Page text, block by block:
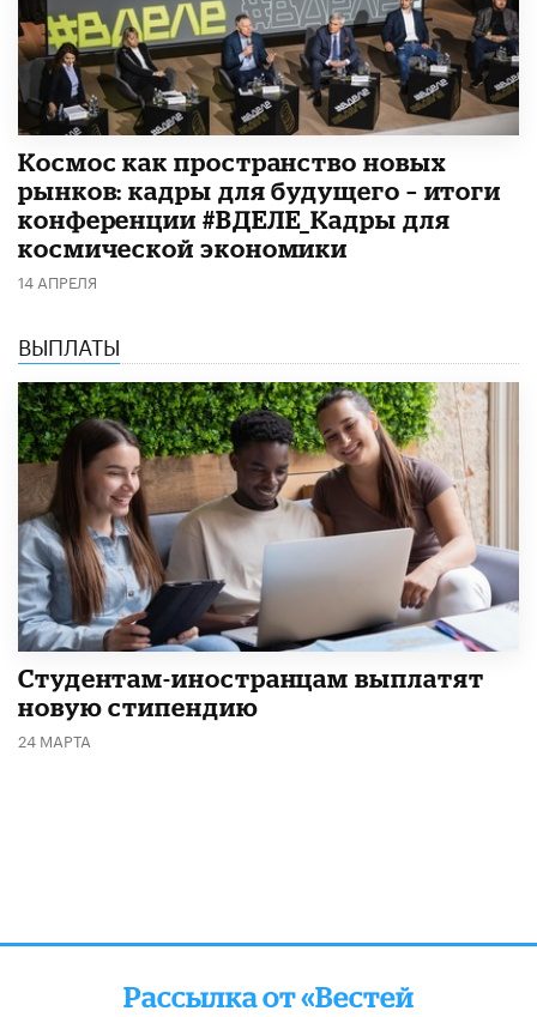
Космос как пространство новых
рынков: кадры для будущего – итоги
конференции #ВДЕЛЕ_Кадры для
космической экономики
14 АПРЕЛЯ
ВЫПЛАТЫ
Студентам-иностранцам выплатят
новую стипендию
24 МАРТА
Рассылка от «Вестей